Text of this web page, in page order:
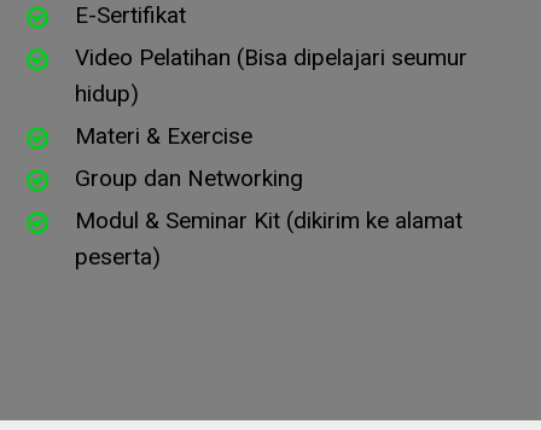
E-Sertifikat
Video Pelatihan (Bisa dipelajari seumur
hidup)
Materi & Exercise
Group dan Networking
Modul & Seminar Kit (dikirim ke alamat
peserta)